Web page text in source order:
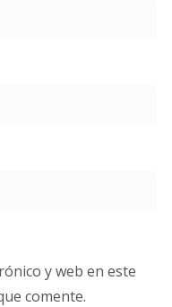
y web en este
comente.